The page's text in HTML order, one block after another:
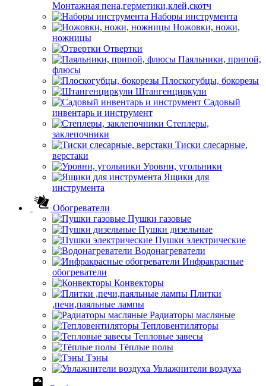
Монтажная пена,герметики,клей,скотч
Наборы инструмента
Ножовки, ножи,
ножницы
Отвертки
Паяльники, припой,
флюсы
Плоскогубцы, бокорезы
Штангенциркули
Садовый
инвентарь и инструмент
Степлеры,
заклепочники
Тиски слесарные,
верстаки
Уровни, угольники
Ящики для
инструмента
Обогреватели
Пушки газовые
Пушки дизельные
Пушки электрические
Водонагреватели
Инфракрасные
обогреватели
Конвекторы
Плитки
,печи,паяльные лампы
Радиаторы масляные
Тепловентиляторы
Тепловые завесы
Тёплые полы
Тэны
Увлажнители воздуха